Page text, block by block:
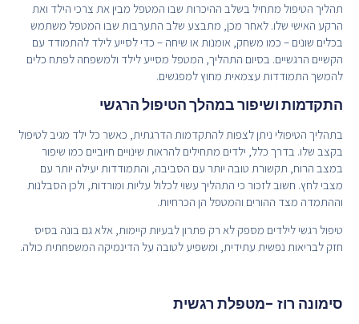
תהליך הטיפול מתחיל בשלב ההיכרות שבו המטפל מבין את צרכי הילד ואת
הרקע האישי שלו. לאחר מכן, מתבצע שלב התערבות שבו המטפל משתמש
בכלים שונים – כמו משחק, אומנות או שיחה – כדי לסייע לילד להתמודד עם
הקשיים הרגשיים. בסיום התהליך, המטפל מסייע לילד ולמשפחה לפתח כלים
להמשך התמודדות עצמאית מחוץ למפגשים.
התקדמות ושיפור במהלך הטיפול הרגשי
בתהליך הטיפולי ניתן לצפות להתקדמות הדרגתית, כאשר כל ילד מגיב לטיפול
בקצב שלו. בדרך כלל, ילדים מתחילים להראות שינויים חיוביים כמו שיפור
במצב הרוח, תקשורת טובה יותר עם הסביבה, והתמודדות יעילה יותר עם
מצבי לחץ. חשוב לזכור כי התהליך עשוי לכלול עליות ומורדות, ולכן הסבלנות
וההתמדה מצד ההורים והמטפל הן הכרחיות.
טיפול רגשי לילדים מספק לא רק פתרון לבעיות קיימות, אלא גם בונה בסיס
חזק לבריאות נפשית עתידית, ומשפיע לטובה על הדינמיקה המשפחתית כולה.
סימונה רוז -מטפלת רגשית